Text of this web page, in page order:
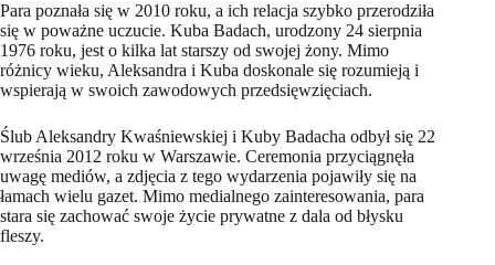
Para poznała się w 2010 roku, a ich relacja szybko przerodziła
się w poważne uczucie. Kuba Badach, urodzony 24 sierpnia
1976 roku, jest o kilka lat starszy od swojej żony. Mimo
różnicy wieku, Aleksandra i Kuba doskonale się rozumieją i
wspierają w swoich zawodowych przedsięwzięciach.
Ślub Aleksandry Kwaśniewskiej i Kuby Badacha odbył się 22
września 2012 roku w Warszawie. Ceremonia przyciągnęła
uwagę mediów, a zdjęcia z tego wydarzenia pojawiły się na
łamach wielu gazet. Mimo medialnego zainteresowania, para
stara się zachować swoje życie prywatne z dala od błysku
fleszy.